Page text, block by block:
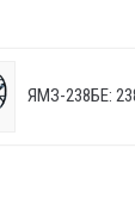
ЯМЗ-238БЕ: